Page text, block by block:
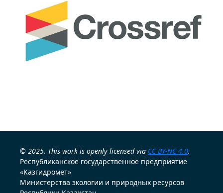
© 2025. This work is openly licensed via CC BY-NC 4.0.
Республиканское государственное предприятие
«Казгидромет»
Министерства экологии и природных ресурсов